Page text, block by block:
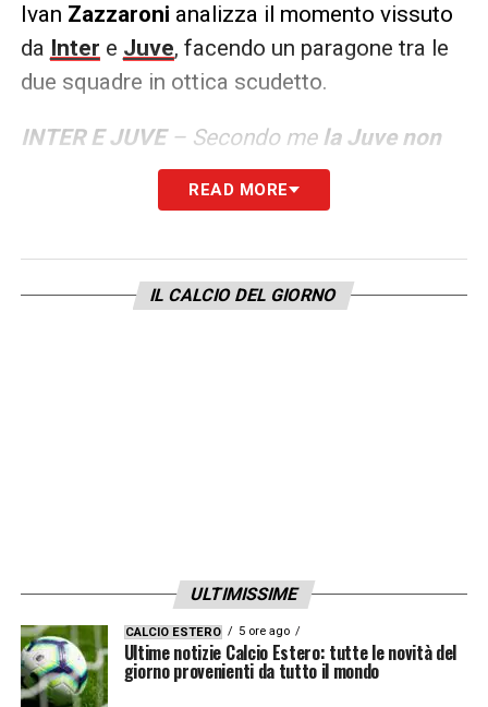
Ivan Zazzaroni analizza il momento vissuto
da Inter e Juve, facendo un paragone tra le
due squadre in ottica scudetto.
INTER E JUVE – Secondo me la Juve non
può battagliare con l’Inter.L’Inter gioca
sulla sua forza, la Juve deve puntare sulla
di McKennie che fino all’altro giorno doveva
Juventus può fare il miracolo. L’Inter con 3
giocatori ha fatto 35 gol ragazzi,
minuti col Monza ha tirato 6 volte e poteva
fare 8 gol a fine partita.
READ MORE
IL CALCIO DEL GIORNO
ULTIMISSIME
CALCIO ESTERO 5 ore ago
Ultime notizie Calcio Estero: tutte le novità del
giorno provenienti da tutto il mondo